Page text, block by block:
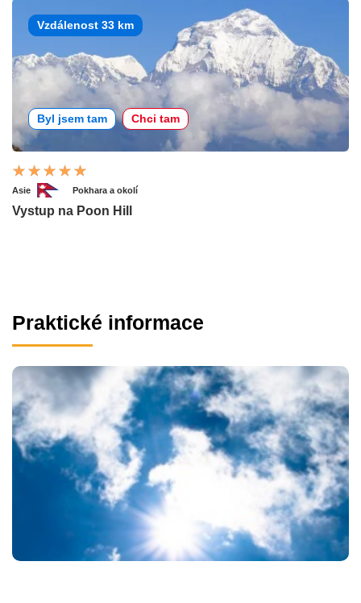
Vzdálenost 33 km
Byl jsem tam Chci tam
Asie Pokhara a okolí
Vystup na Poon Hill
Praktické informace